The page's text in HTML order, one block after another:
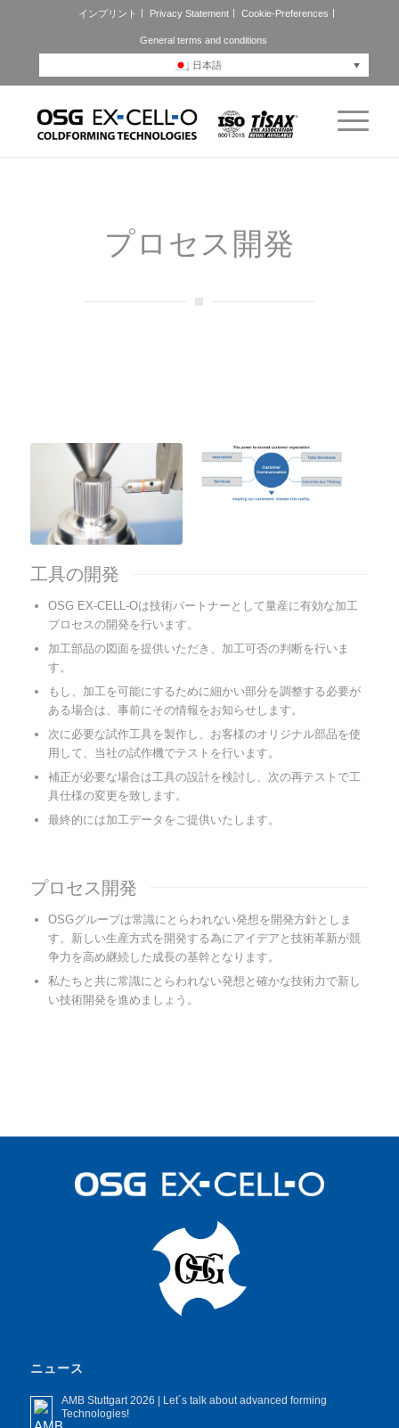
インプリント Privacy Statement Cookie-Preferences
General terms and conditions
日本語
プロセス開発
工具の開発
OSG EX-CELL-Oは技術パートナーとして量産に有効な加工
プロセスの開発を行います。
加工部品の図面を提供いただき、加工可否の判断を行いま
す。
もし、加工を可能にするために細かい部分を調整する必要が
ある場合は、事前にその情報をお知らせします。
次に必要な試作工具を製作し、お客様のオリジナル部品を使
用して、当社の試作機でテストを行います。
補正が必要な場合は工具の設計を検討し、次の再テストで工
具仕様の変更を致します。
最終的には加工データをご提供いたします。
プロセス開発
OSGグループは常識にとらわれない発想を開発方針としま
す。新しい生産方式を開発する為にアイデアと技術革新が競
争力を高め継続した成長の基幹となります。
私たちと共に常識にとらわれない発想と確かな技術力で新し
い技術開発を進めましょう。
ニュース
AMB Stuttgart 2026 | Let´s talk about advanced forming
Technologies!